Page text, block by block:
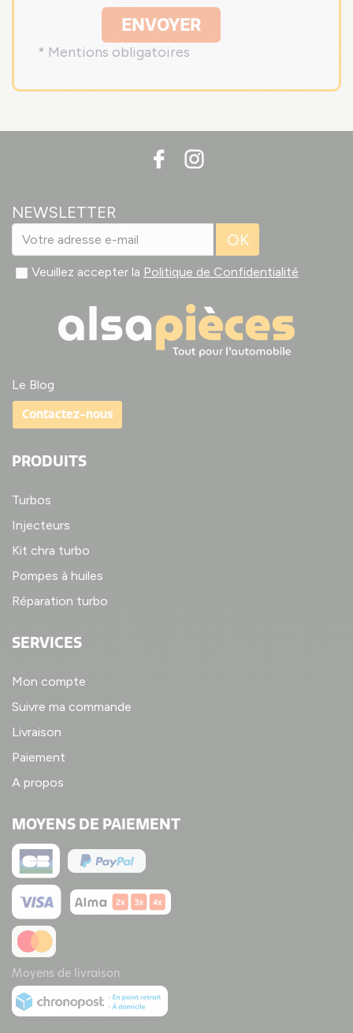
ENVOYER
* Mentions obligatoires
NEWSLETTER
OK
Veuillez accepter la Politique de Confidentialité
Le Blog
Contactez-nous
PRODUITS
Turbos
Injecteurs
Kit chra turbo
Pompes à huiles
Réparation turbo
SERVICES
Mon compte
Suivre ma commande
Livraison
Paiement
A propos
MOYENS DE PAIEMENT
Moyens de livraison